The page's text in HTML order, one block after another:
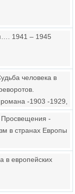
1941 – 1945
человека в
-1903 -1929,
Просвещения -
в странах Европы
в европейских